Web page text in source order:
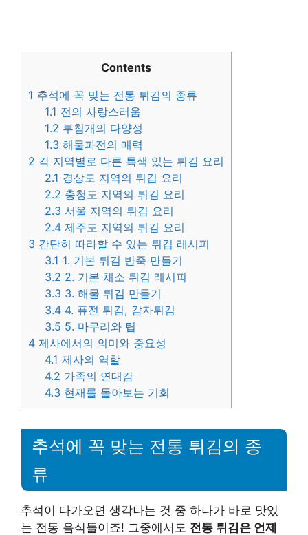
Contents
1 추석에 꼭 맞는 전통 튀김의 종류
1.1 전의 사랑스러움
1.2 부침개의 다양성
1.3 해물파전의 매력
2 각 지역별로 다른 특색 있는 튀김 요리
2.1 경상도 지역의 튀김 요리
2.2 충청도 지역의 튀김 요리
2.3 서울 지역의 튀김 요리
2.4 제주도 지역의 튀김 요리
3 간단히 따라할 수 있는 튀김 레시피
3.1 1. 기본 튀김 반죽 만들기
3.2 2. 기본 채소 튀김 레시피
3.3 3. 해물 튀김 만들기
3.4 4. 퓨전 튀김, 감자튀김
3.5 5. 마무리와 팁
4 제사에서의 의미와 중요성
4.1 제사의 역할
4.2 가족의 연대감
4.3 현재를 돌아보는 기회
추석에 꼭 맞는 전통 튀김의 종
류
추석이 다가오면 생각나는 것 중 하나가 바로 맛있
는 전통 음식들이죠! 그중에서도 전통 튀김은 언제